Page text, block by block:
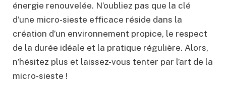
énergie renouvelée. N’oubliez pas que la clé
d’une micro-sieste efficace réside dans la
création d’un environnement propice, le respect
de la durée idéale et la pratique régulière. Alors,
n’hésitez plus et laissez-vous tenter par l’art de la
micro-sieste !